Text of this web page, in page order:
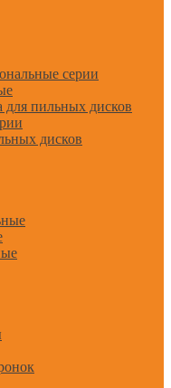
серии
для пильных дисков
дисков